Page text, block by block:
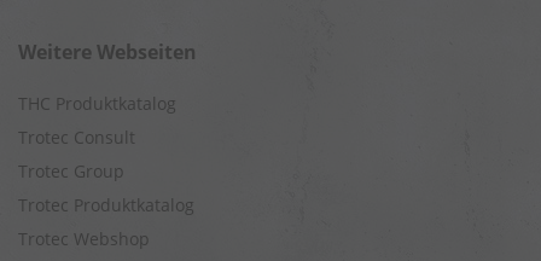
Weitere Webseiten
THC Produktkatalog
Trotec Consult
Trotec Group
Trotec Produktkatalog
Trotec Webshop